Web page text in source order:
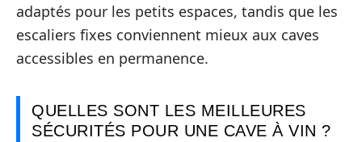
adaptés pour les petits espaces, tandis que les
escaliers fixes conviennent mieux aux caves
accessibles en permanence.
QUELLES SONT LES MEILLEURES
SÉCURITÉS POUR UNE CAVE À VIN ?